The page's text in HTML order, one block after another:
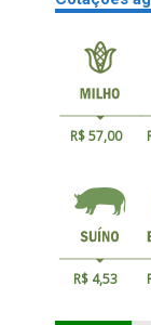
R$ 57,00
R$ 4,53